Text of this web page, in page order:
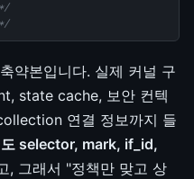
약본입니다. 실제 커널 구
state cache, 보안 컨텍
연결 정보까지 들
selector, mark, if_id,
, 그래서 "정책만 맞고 상